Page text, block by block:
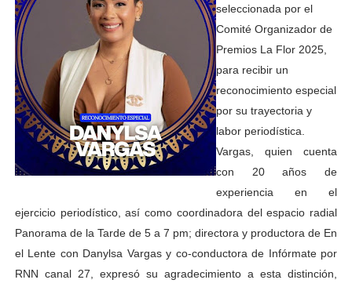
seleccionada por el
Comité Organizador de
Premios La Flor 2025,
para recibir un
reconocimiento especial
por su trayectoria y
labor periodística.
Vargas, quien cuenta
con 20 años de
experiencia en el
ejercicio periodístico, así como coordinadora del espacio radial
Panorama de la Tarde de 5 a 7 pm; directora y productora de En
el Lente con Danylsa Vargas y co-conductora de Infórmate por
RNN canal 27, expresó su agradecimiento a esta distinción,